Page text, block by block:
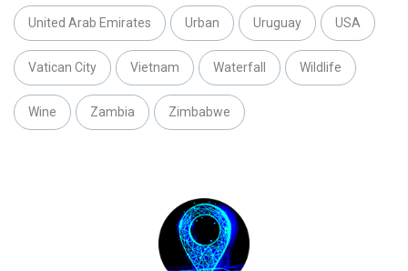
United Arab Emirates Urban Uruguay USA
Vatican City Vietnam Waterfall Wildlife
Wine Zambia Zimbabwe